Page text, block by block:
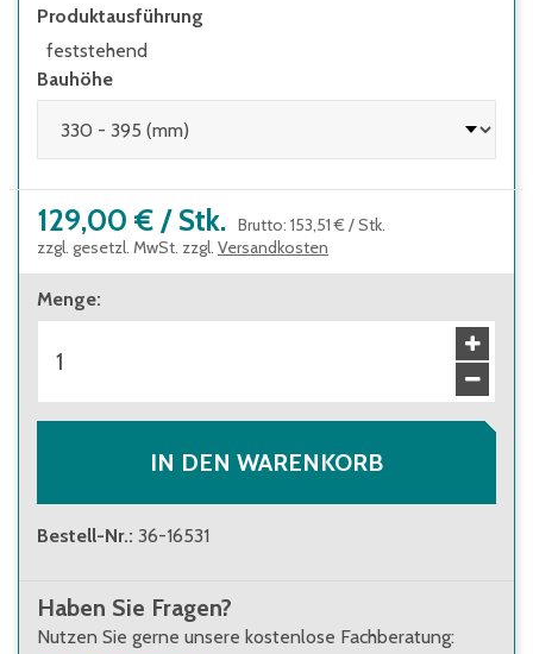
Produktausführung
feststehend
Bauhöhe
129,00 € / Stk. Brutto: 153,51 € /Stk.
zzgl. gesetzl. MwSt. zzgl. Versandkosten
Menge:
IN DEN WARENKORB
Bestell-Nr.: 36-16531
Haben Sie Fragen?
Nutzen Sie gerne unsere kostenlose Fachberatung: